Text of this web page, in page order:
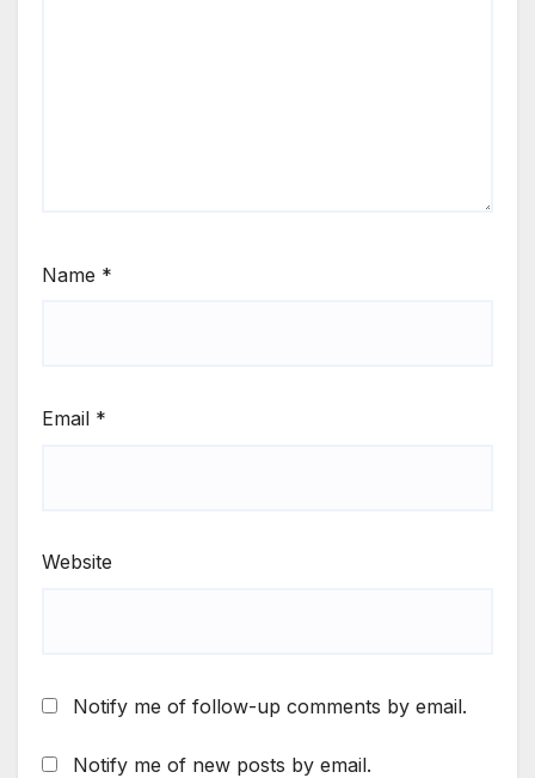
Name *
Email *
Website
Notify me of follow-up comments by email.
Notify me of new posts by email.